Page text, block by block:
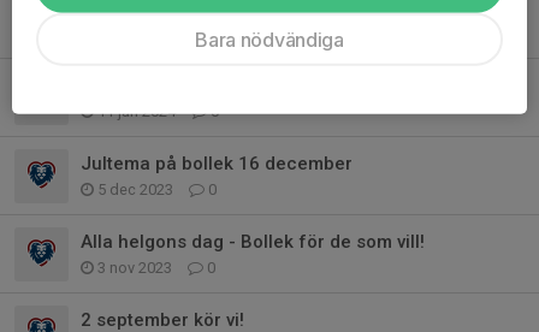
0
11 jan 2024 0
Jultema på bollek 16 december
5 dec 2023 0
Alla helgons dag - Bollek för de som vill!
3 nov 2023 0
2 september kör vi!
Bara nödvändiga